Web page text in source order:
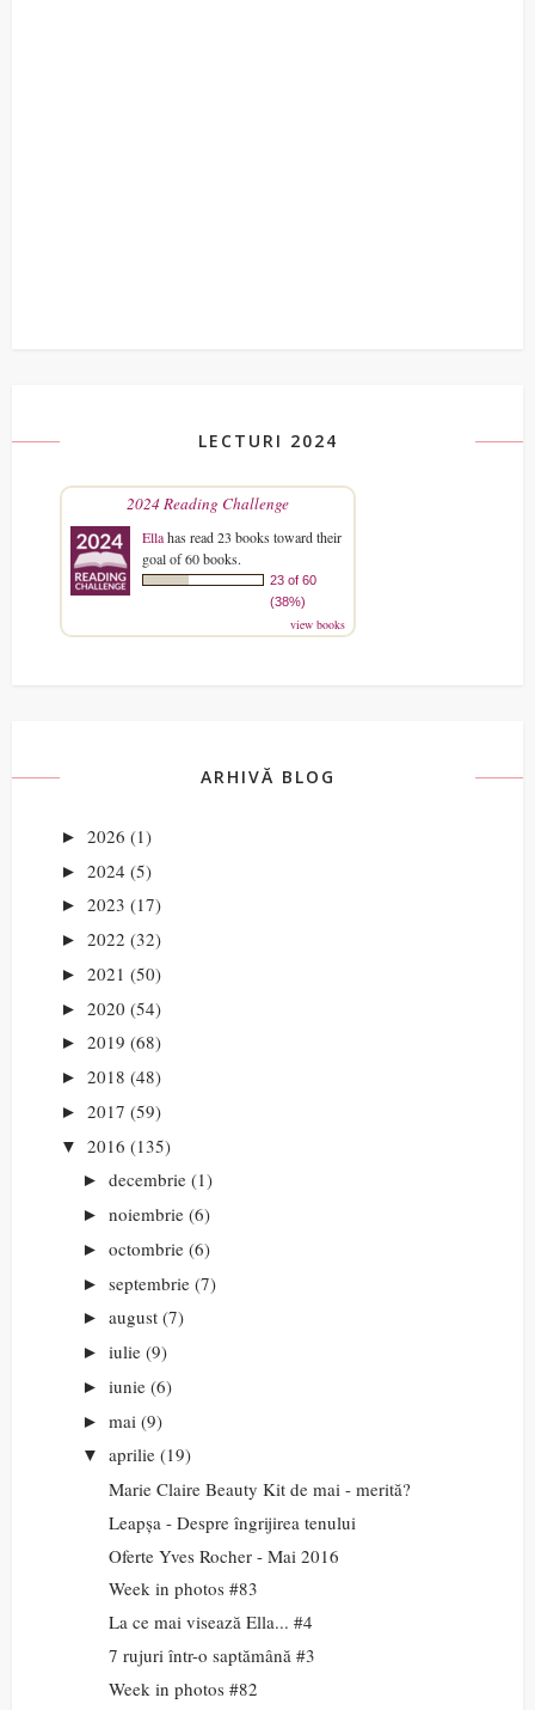
LECTURI 2024
2024 Reading Challenge
Ellahas read 23 books toward their
goal of 60 books.
23 of 60
(38%)
view books
ARHIVĂ BLOG
► 2026 (1)
► 2024 (5)
► 2023 (17)
► 2022 (32)
► 2021 (50)
► 2020 (54)
► 2019 (68)
► 2018 (48)
► 2017 (59)
▼ 2016 (135)
► decembrie (1)
► noiembrie (6)
► octombrie (6)
► septembrie (7)
► august (7)
► iulie (9)
► iunie (6)
► mai (9)
▼ aprilie (19)
Marie Claire Beauty Kit de mai - merită?
Leapșa - Despre îngrijirea tenului
Oferte Yves Rocher - Mai 2016
Week in photos #83
La ce mai visează Ella... #4
7 rujuri într-o saptămână #3
Week in photos #82